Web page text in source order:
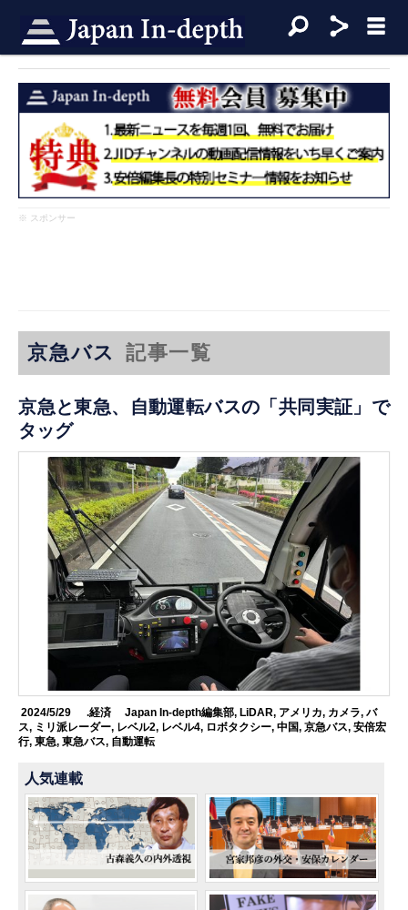
※ スポンサー
京急バス 記事一覧
京急と東急、自動運転バスの「共同実証」で
タッグ
2024/5/29 .経済 Japan In-depth編集部, LiDAR, アメリカ, カメラ, バ
ス, ミリ派レーダー, レベル2, レベル4, ロボタクシー,中国,京急バス,安倍宏
行,東急,東急バス, 自動運転
人気連載